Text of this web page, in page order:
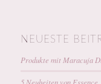
NEUESTE
Produkte mit Maracuja
5 Neuheiten von Essence